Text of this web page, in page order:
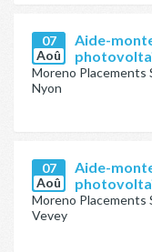
07
Aoû
Aide-
Moreno Placements
Nyon
07
Aoû
Aide-
Moreno Placements
Vevey